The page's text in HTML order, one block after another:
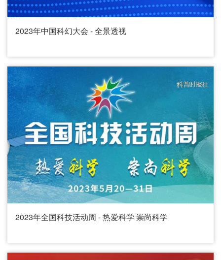
2023年中国科幻大会 - 全景透视
2023年全国科技活动周 - 热爱科学 崇尚科学